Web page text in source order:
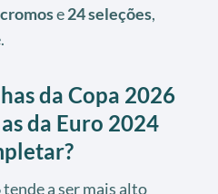
e24 seleções,
da Copa 2026
da Euro 2024
a ser mais alto